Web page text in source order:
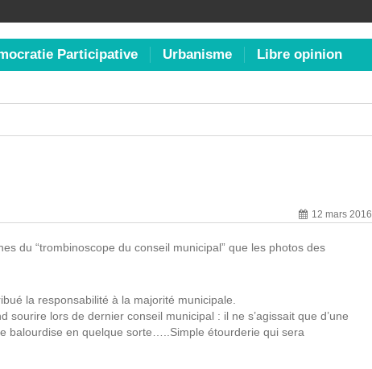
Participative Urbanisme Libre opinion
12 mars 2016
du “trombinoscope du conseil municipal” que les photos des
la responsabilité à la majorité municipale.
lors de dernier conseil municipal : il ne s’agissait que d’une
balourdise en quelque sorte…..Simple étourderie qui sera